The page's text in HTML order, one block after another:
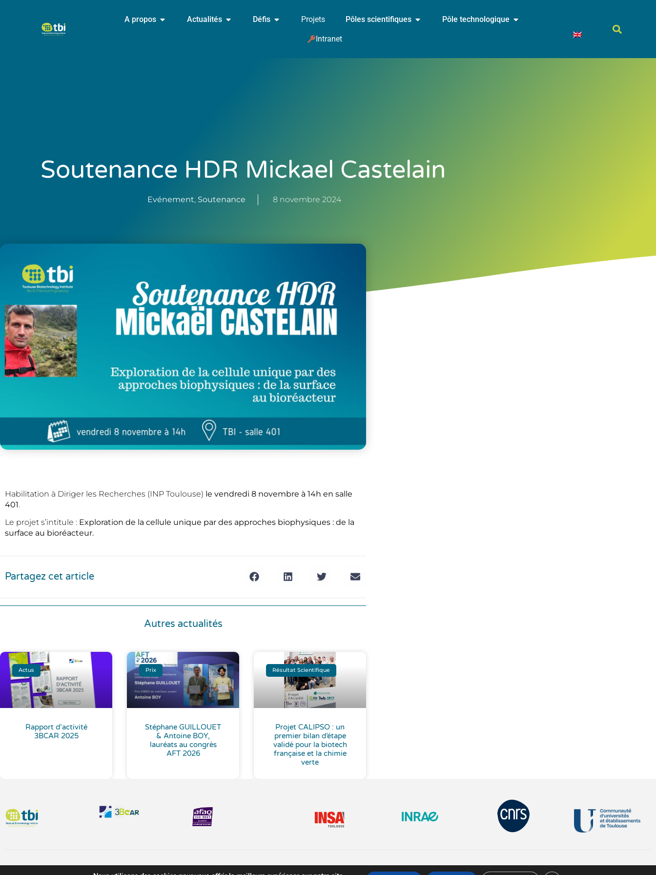
A propos Actualités Défis Projets Pôles scientifiques Pôle technologique
Intranet
Soutenance HDR Mickael Castelain
Evénement, Soutenance 8 novembre 2024
Habilitation à Diriger les Recherches (INP Toulouse) le vendredi 8 novembre à 14h en salle
401.
Le projet s’intitule : Exploration de la cellule unique par des approches biophysiques : de la
surface au bioréacteur.
Partagez cet article
Autres actualités
Actus
Rapport d’activité
3BCAR 2025
Prix
Stéphane GUILLOUET
& Antoine BOY,
lauréats au congrès
AFT 2026
Résultat Scientifique
Projet CALIPSO : un
premier bilan d’étape
validé pour la biotech
française et la chimie
verte